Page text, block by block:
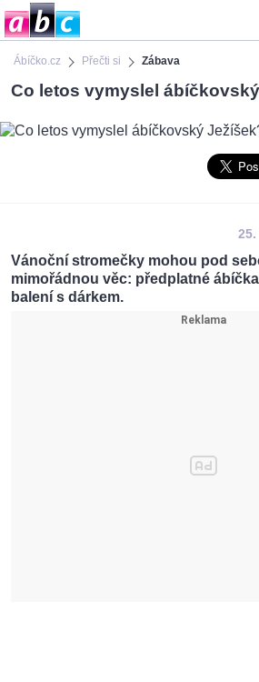
Ábíčko.cz Přečti si Zábava
Co letos vymyslel
Vánoční stromečky mohou pod
mimořádnou věc: předplatné
balení s dárkem.